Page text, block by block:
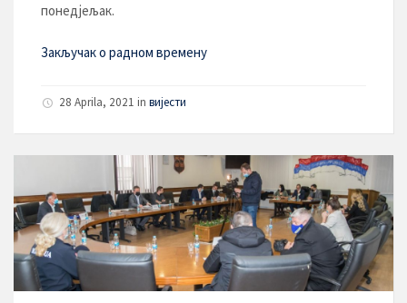
понедјељак.
Закључак о радном времену
28 Aprila, 2021 in вијести